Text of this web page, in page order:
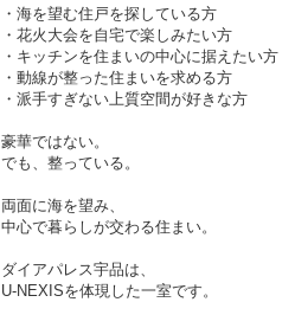
・海を望む住戸を探している方
・花火大会を自宅で楽しみたい方
・キッチンを住まいの中心に据えたい方
・動線が整った住まいを求める方
・派手すぎない上質空間が好きな方
豪華ではない。
でも、整っている。
両面に海を望み、
中心で暮らしが交わる住まい。
ダイアパレス宇品は、
U-NEXISを体現した一室です。